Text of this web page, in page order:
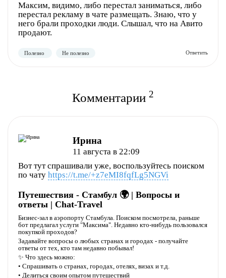
Максим, видимо, либо перестал заниматься, либо
перестал рекламу в чате размещать. Знаю, что у
него брали проходки люди. Слышал, что на Авито
продают.
Комментарии 2
Ирина
11 августа в 22:09
Вот тут спрашивали уже, воспользуйтесь поиском
по чату https://t.me/+z7eMI8fqfLg5NGVi
Путешествия - Стамбул 🌍 | Вопросы и
ответы | Chat-Travel
Бизнес-зал в аэропорту Стамбула. Поиском посмотрела, раньше
бот предлагал услуги "Максима". Недавно кто-нибудь пользовался
покупкой проходов?
Задавайте вопросы о любых странах и городах - получайте
ответы от тех, кто там недавно побывал!
✨ Что здесь можно:
• Спрашивать о странах, городах, отелях, визах и т.д.
• Делиться своим опытом путешествий